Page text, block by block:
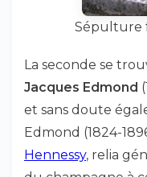
Sépulture
La seconde se
Jacques Edmond
et sans doute
Edmond (1824-
Hennessy, relia